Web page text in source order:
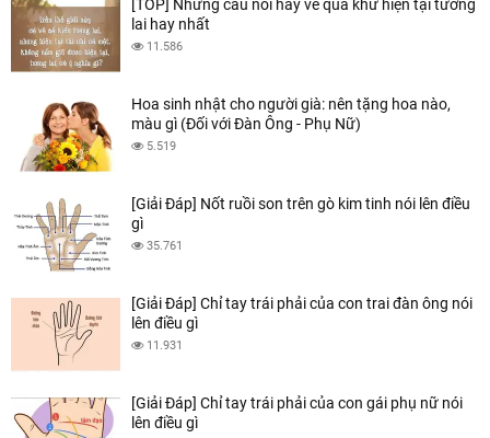
[TOP] Những câu nói hay về quá khứ hiện tại tương
lai hay nhất
11.586
Hoa sinh nhật cho người già: nên tặng hoa nào,
màu gì (Đối với Đàn Ông - Phụ Nữ)
5.519
[Giải Đáp] Nốt ruồi son trên gò kim tinh nói lên điều
gì
35.761
[Giải Đáp] Chỉ tay trái phải của con trai đàn ông nói
lên điều gì
11.931
[Giải Đáp] Chỉ tay trái phải của con gái phụ nữ nói
lên điều gì